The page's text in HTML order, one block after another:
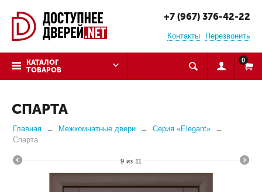
+7 (967) 376-42-22
Контакты Перезвонить
КАТАЛОГ
ТОВАРОВ
0
СПАРТА
Главная Межкомнатные двери
Серия «Elegant»
Спарта
9 из 11